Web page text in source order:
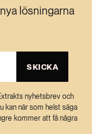
lösningarna
SKICKA
nyhetsbrev och
kan när som helst säga
kommer att få några